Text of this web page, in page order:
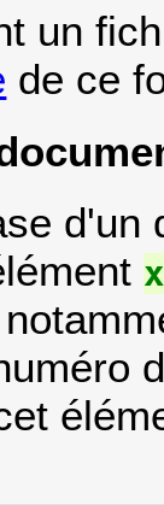
un
de ce
d'un